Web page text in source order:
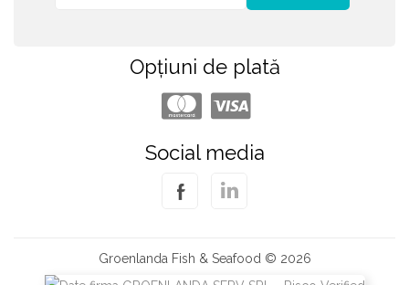
Opțiuni de plată
Social media
Groenlanda Fish & Seafood © 2026